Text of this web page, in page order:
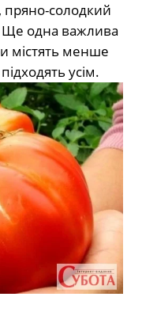
солодкий
Ще одна важлива
містять менше
усім.